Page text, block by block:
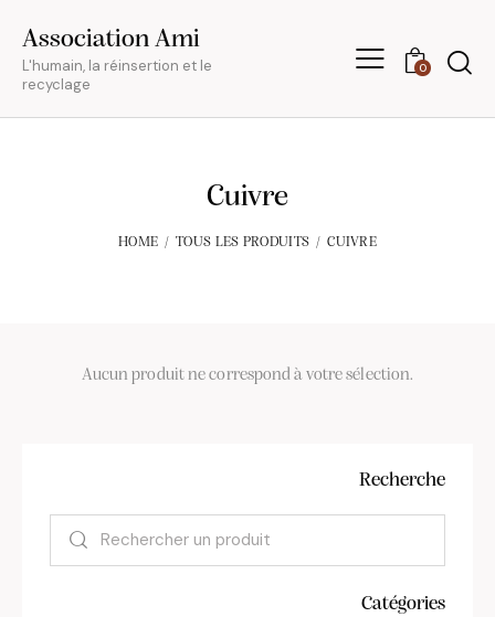
Association Ami
L'humain, la réinsertion et le
recyclage
0
Cuivre
HOME TOUS LES PRODUITS CUIVRE
Aucun produit ne correspond à votre sélection.
Recherche
Catégories